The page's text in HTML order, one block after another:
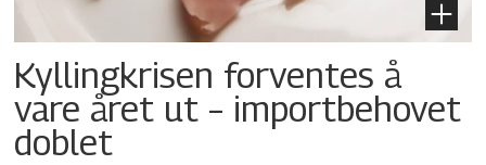
Kyllingkrisen forventes å
vare året ut – importbehovet
doblet